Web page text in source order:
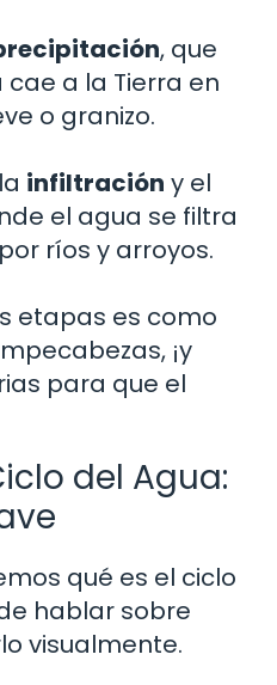
, que
a la Tierra en
o granizo.
infiltración y el
el agua se filtra
ríos y arroyos.
etapas es como
¡y
para que el
del Agua:
qué es el ciclo
hablar sobre
visualmente.